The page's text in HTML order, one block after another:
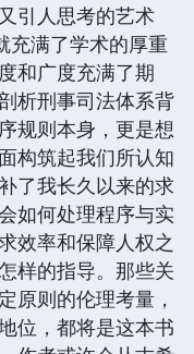
引人思考的艺术
充满了学术的厚重
和广度充满了期
析刑事司法体系背
规则本身，更是想
构筑起我们所认知
了我长久以来的求
如何处理程序与实
效率和保障人权之
样的指导。那些关
原则的伦理考量，
位，都将是这本书